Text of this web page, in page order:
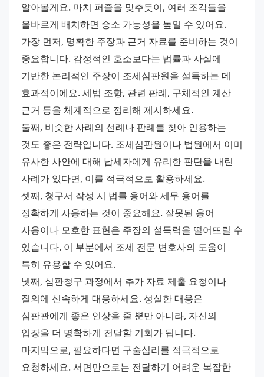
알아볼게요. 마치 퍼즐을 맞추듯이, 여러 조각들을
올바르게 배치하면 승소 가능성을 높일 수 있어요.
가장 먼저, 명확한 주장과 근거 자료를 준비하는 것이
중요합니다. 감정적인 호소보다는 법률과 사실에
기반한 논리적인 주장이 조세심판원을 설득하는 데
효과적이에요. 세법 조항, 관련 판례, 구체적인 계산
근거 등을 체계적으로 정리해 제시하세요.
둘째, 비슷한 사례의 선례나 판례를 찾아 인용하는
것도 좋은 전략입니다. 조세심판원이나 법원에서 이미
유사한 사안에 대해 납세자에게 유리한 판단을 내린
사례가 있다면, 이를 적극적으로 활용하세요.
셋째, 청구서 작성 시 법률 용어와 세무 용어를
정확하게 사용하는 것이 중요해요. 잘못된 용어
사용이나 모호한 표현은 주장의 설득력을 떨어뜨릴 수
있습니다. 이 부분에서 조세 전문 변호사의 도움이
특히 유용할 수 있어요.
넷째, 심판청구 과정에서 추가 자료 제출 요청이나
질의에 신속하게 대응하세요. 성실한 대응은
심판관에게 좋은 인상을 줄 뿐만 아니라, 자신의
입장을 더 명확하게 전달할 기회가 됩니다.
마지막으로, 필요하다면 구술심리를 적극적으로
요청하세요. 서면만으로는 전달하기 어려운 복잡한